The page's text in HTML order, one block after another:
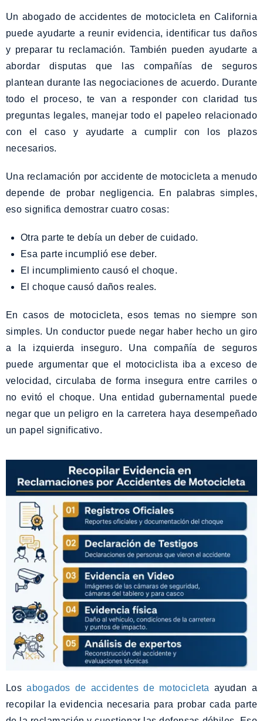
Un abogado de accidentes de motocicleta en California
puede ayudarte a reunir evidencia, identificar tus daños
y preparar tu reclamación. También pueden ayudarte a
abordar disputas que las compañías de seguros
plantean durante las negociaciones de acuerdo. Durante
todo el proceso, te van a responder con claridad tus
preguntas legales, manejar todo el papeleo relacionado
con el caso y ayudarte a cumplir con los plazos
necesarios.
Una reclamación por accidente de motocicleta a menudo
depende de probar negligencia. En palabras simples,
eso significa demostrar cuatro cosas:
Otra parte te debía un deber de cuidado.
Esa parte incumplió ese deber.
El incumplimiento causó el choque.
El choque causó daños reales.
En casos de motocicleta, esos temas no siempre son
simples. Un conductor puede negar haber hecho un giro
a la izquierda inseguro. Una compañía de seguros
puede argumentar que el motociclista iba a exceso de
velocidad, circulaba de forma insegura entre carriles o
no evitó el choque. Una entidad gubernamental puede
negar que un peligro en la carretera haya desempeñado
un papel significativo.
Losabogados de accidentes de motocicleta ayudan a
recopilar la evidencia necesaria para probar cada parte